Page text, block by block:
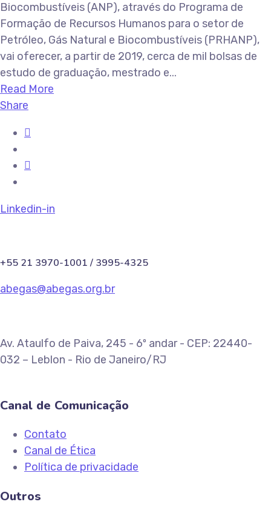
Biocombustíveis (ANP), através do Programa de
Formação de Recursos Humanos para o setor de
Petróleo, Gás Natural e Biocombustíveis (PRHANP),
vai oferecer, a partir de 2019, cerca de mil bolsas de
estudo de graduação, mestrado e...
Read More
Share
Linkedin-in
+55 21 3970-1001 / 3995-4325
abegas@abegas.org.br
Av. Ataulfo de Paiva, 245 - 6º andar - CEP: 22440-
032 – Leblon - Rio de Janeiro/RJ
Canal de Comunicação
Contato
Canal de Ética
Política de privacidade
Outros